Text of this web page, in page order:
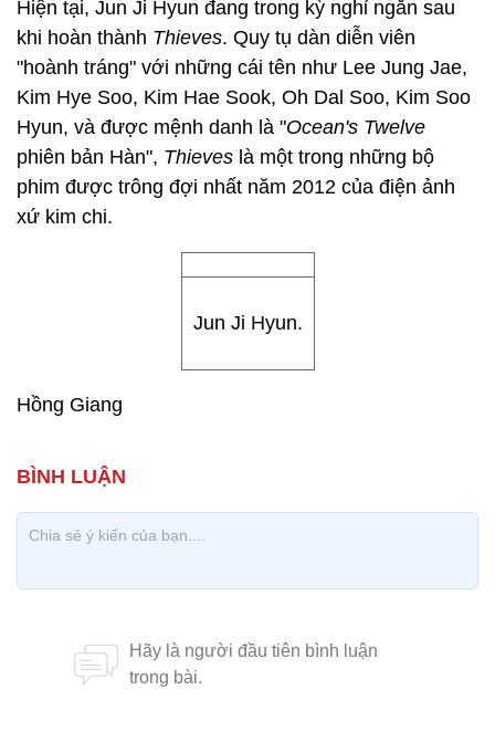
Hiện tại, Jun Ji Hyun đang trong kỳ nghỉ ngắn sau
khi hoàn thành Thieves. Quy tụ dàn diễn viên
"hoành tráng" với những cái tên như Lee Jung Jae,
Kim Hye Soo, Kim Hae Sook, Oh Dal Soo, Kim Soo
Hyun, và được mệnh danh là "Ocean's Twelve
phiên bản Hàn", Thieves là một trong những bộ
phim được trông đợi nhất năm 2012 của điện ảnh
xứ kim chi.
Jun Ji Hyun.
Hồng Giang